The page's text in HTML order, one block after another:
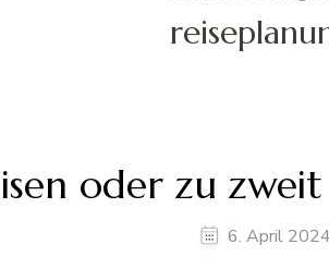
oder zu
6. April 2024